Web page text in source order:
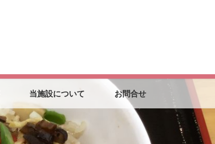
当施設について お問合せ